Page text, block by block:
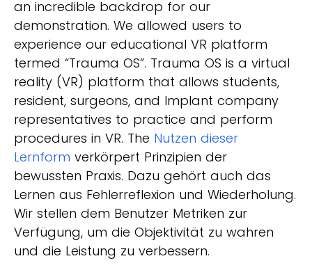
an incredible backdrop for our
demonstration. We allowed users to
experience our educational VR platform
termed “Trauma OS”. Trauma OS is a virtual
reality (VR) platform that allows students,
resident, surgeons, and Implant company
representatives to practice and perform
procedures in VR. The Nutzen dieser
Lernform verkörpert Prinzipien der
bewussten Praxis. Dazu gehört auch das
Lernen aus Fehlerreflexion und Wiederholung.
Wir stellen dem Benutzer Metriken zur
Verfügung, um die Objektivität zu wahren
und die Leistung zu verbessern.